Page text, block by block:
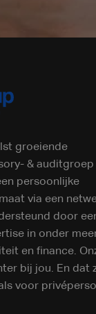
groeiende
& auditgroep
persoonlijke
via een
door
in onder
en finance.
bij jou. En dat
voor